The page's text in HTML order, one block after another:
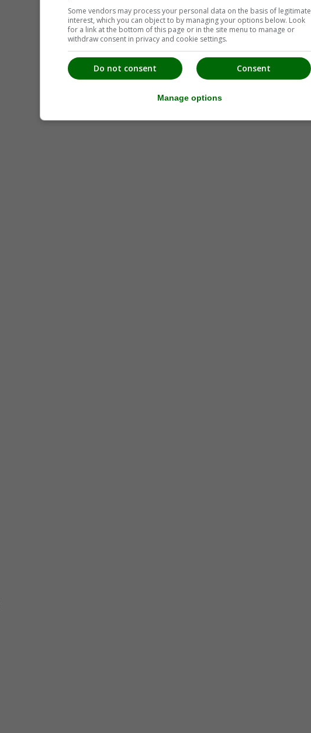
Some vendors may process your personal data on the basis of legitimate
interest, which you can object to by managing your options below. Look
for a link at the bottom of this page or in the site menu to manage or
withdraw consent in privacy and cookie settings.
Consent
Do not consent
Manage options